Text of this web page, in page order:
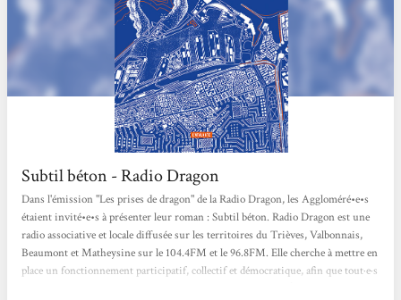
Subtil béton - Radio Dragon
Dans l'émission "Les prises de dragon" de la Radio Dragon, les Aggloméré•e•s
étaient invité•e•s à présenter leur roman : Subtil béton. Radio Dragon est une
radio associative et locale diffusée sur les territoires du Trièves, Valbonnais,
Beaumont et Matheysine sur le 104.4FM et le 96.8FM. Elle cherche à mettre en
place un fonctionnement participatif, collectif et démocratique, afin que tout·e·s